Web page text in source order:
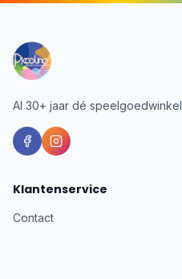
Al 30+ jaar dé
Klantenservice
Contact